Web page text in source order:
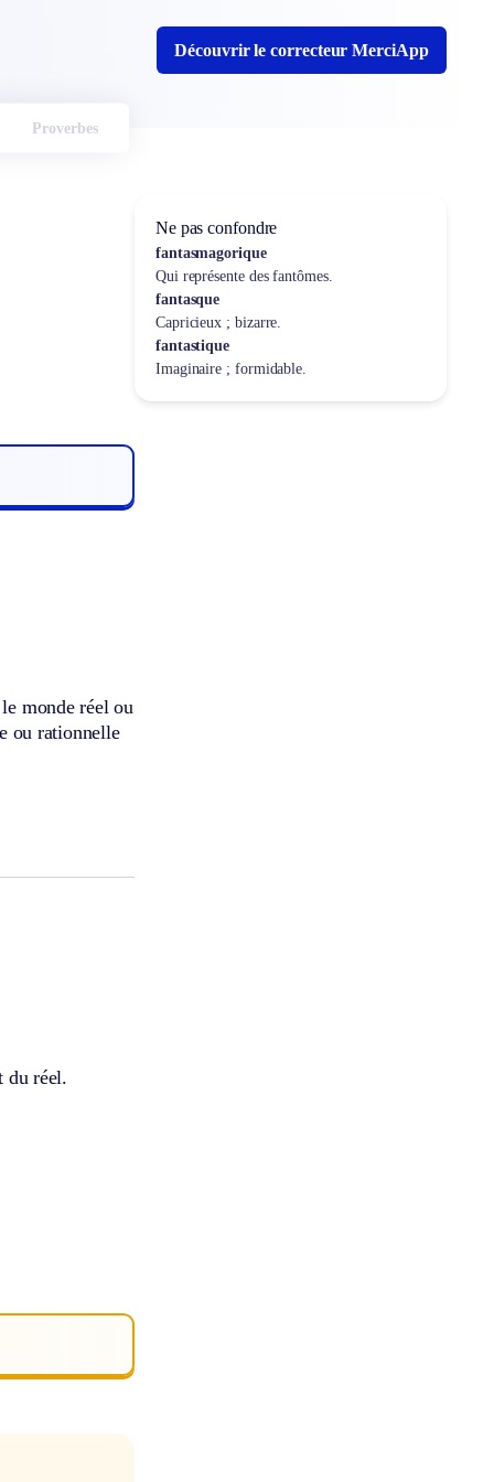
Découvrir le correcteur MerciApp
Proverbes
monde réel ou
ou rationnelle
du réel.
Ne pas confondre
fantasmagorique
Qui représente des fantômes.
fantasque
Capricieux ; bizarre.
fantastique
Imaginaire ; formidable.